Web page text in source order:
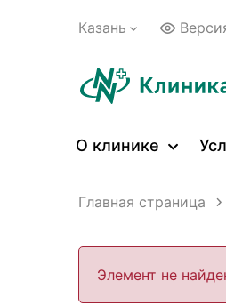
Казань
О клинике
Главная страница
Элемент не